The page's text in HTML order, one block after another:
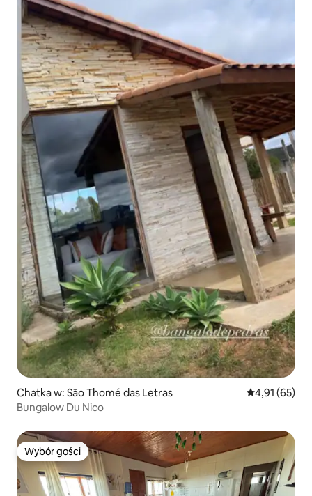
Chatka w: São Thomé das Letras Średnia
4,91 (65)
Bungalow Du Nico
Wybór gości
Wybór gości